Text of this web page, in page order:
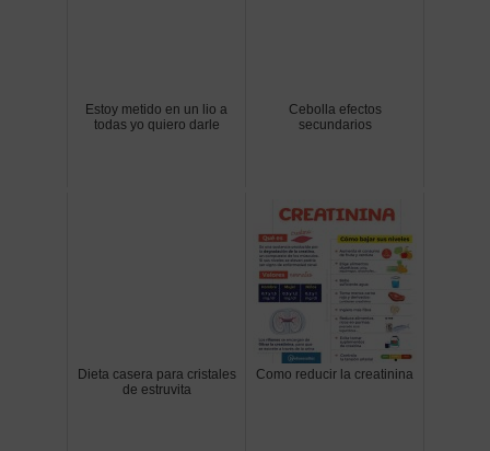
Estoy metido en un lio a
todas yo quiero darle
Cebolla efectos
secundarios
Dieta casera para cristales
de estruvita
Como reducir la creatinina